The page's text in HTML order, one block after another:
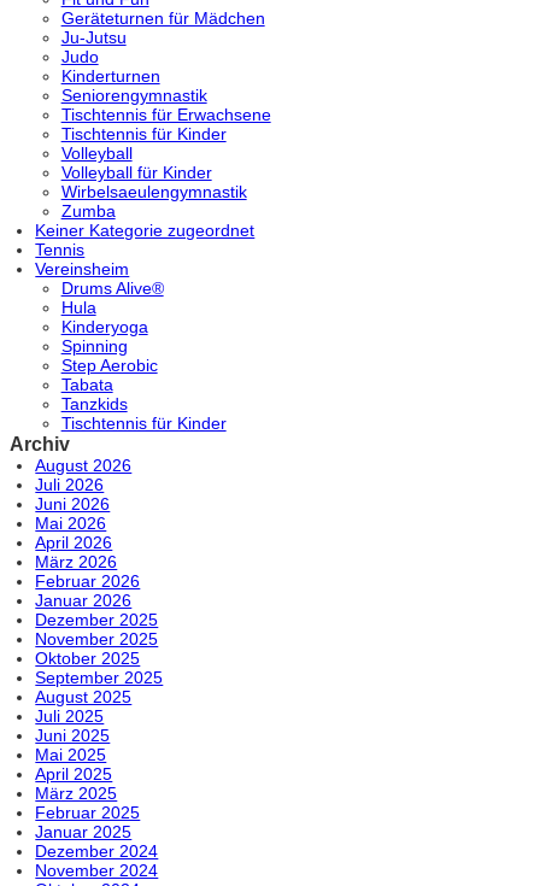
Geräteturnen für Mädchen
Ju-Jutsu
Judo
Kinderturnen
Seniorengymnastik
Tischtennis für Erwachsene
Tischtennis für Kinder
Volleyball
Volleyball für Kinder
Wirbelsaeulengymnastik
Zumba
Keiner Kategorie zugeordnet
Tennis
Vereinsheim
Drums Alive®
Hula
Kinderyoga
Spinning
Step Aerobic
Tabata
Tanzkids
Tischtennis für Kinder
Archiv
August 2026
Juli 2026
Juni 2026
Mai 2026
April 2026
März 2026
Februar 2026
Januar 2026
Dezember 2025
November 2025
Oktober 2025
September 2025
August 2025
Juli 2025
Juni 2025
Mai 2025
April 2025
März 2025
Februar 2025
Januar 2025
Dezember 2024
November 2024